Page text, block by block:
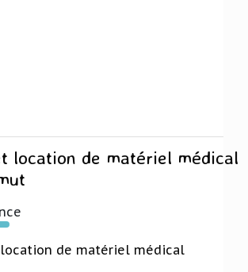
location de matériel médical
de matériel médical